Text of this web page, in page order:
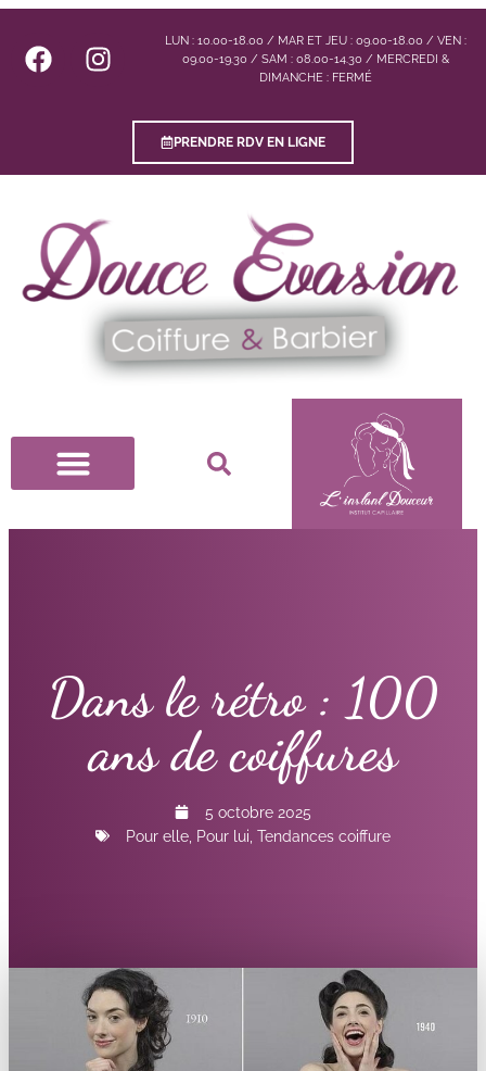
LUN : 10.00-18.00 / MAR ET JEU : 09.00-18.00 / VEN :
09.00-19.30 / SAM : 08.00-14.30 / MERCREDI &
DIMANCHE : FERMÉ
PRENDRE RDV EN LIGNE
Dans le rétro : 100
ans de coiffures
5 octobre 2025
Pour elle Pour lui Tendances coiffure